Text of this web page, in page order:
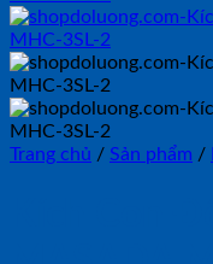
Trang chủ / Sản phẩm /